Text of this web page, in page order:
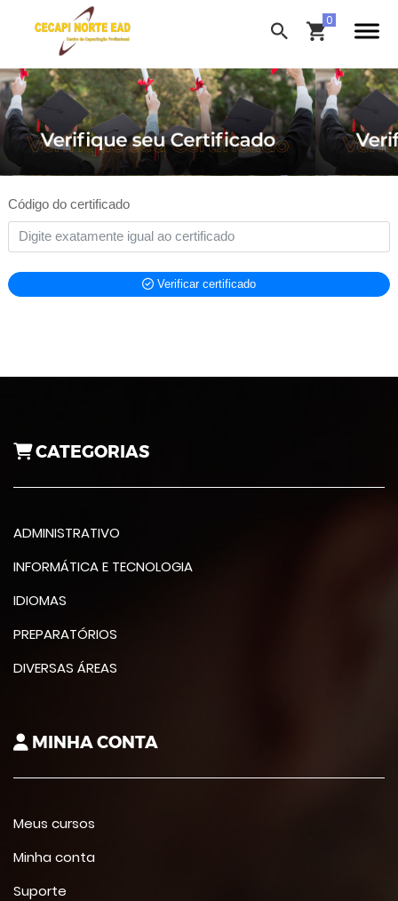
Código do certificado
Verificar certificado
CATEGORIAS
ADMINISTRATIVO
INFORMÁTICA E TECNOLOGIA
IDIOMAS
PREPARATÓRIOS
DIVERSAS ÁREAS
MINHA CONTA
Meus cursos
Minha conta
Suporte